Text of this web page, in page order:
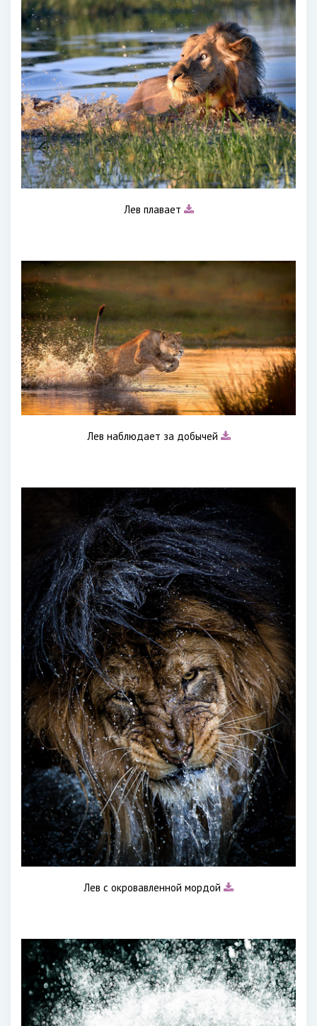
Лев плавает
Лев наблюдает за добычей
Лев с окровавленной мордой